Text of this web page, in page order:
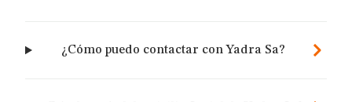
¿Cómo puedo contactar con Yadra Sa?